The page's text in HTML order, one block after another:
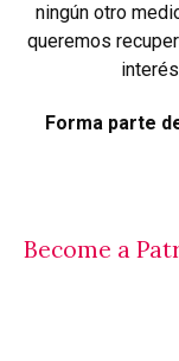
ningún otro
queremos
Forma parte
Become a